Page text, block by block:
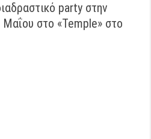
party στην
στο «Temple» στο